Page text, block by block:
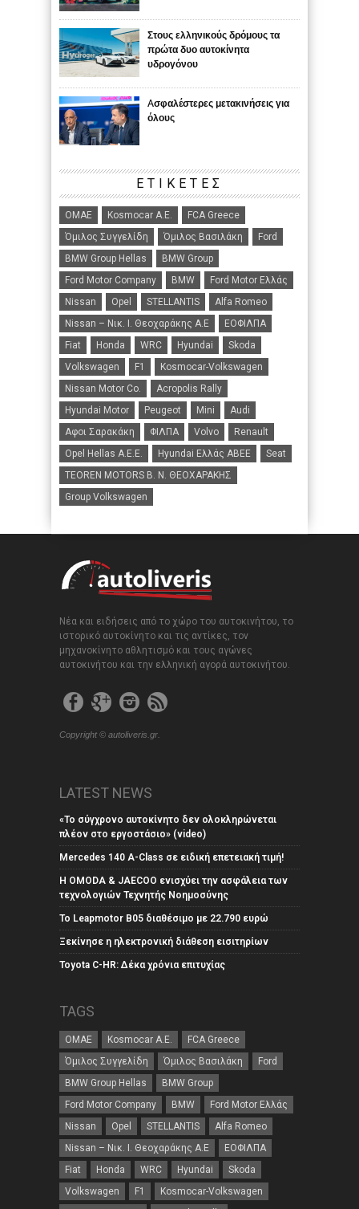
Στους ελληνικούς δρόμους τα
πρώτα δυο αυτοκίνητα
υδρογόνου
Aσφαλέστερες μετακινήσεις για
όλους
ΕΤΙΚΈΤΕΣ
ΟΜΑΕ Kosmocar Α.Ε.
FCA Greece
Όμιλος Συγγελίδη
Όμιλος Βασιλάκη
Ford
BMW Group Hellas
BMW Group
Ford Motor Company
BMW
Ford Motor Ελλάς
Nissan
Opel STELLANTIS
Alfa Romeo
Nissan – Νικ. Ι. Θεοχαράκης Α.Ε
ΕΟΦΙΛΠΑ
Fiat
Honda WRC Hyundai
Skoda
Volkswagen
F1
Kosmocar-Volkswagen
Nissan Motor Co.
Acropolis Rally
Hyundai Motor
Peugeot Mini
Audi
Αφοι Σαρακάκη
ΦΙΛΠΑ Volvo
Renault
Opel Hellas A.E.E.
Hyundai Ελλάς ΑΒΕΕ
Seat
TEOREN MOTORS B. N. ΘΕΟΧΑΡΑΚΗΣ
Group Volkswagen
Νέα και ειδήσεις από το χώρο του αυτοκινήτου, το
ιστορικό αυτοκίνητο και τις αντίκες, τον
μηχανοκίνητο αθλητισμό και τους αγώνες
αυτοκινήτου και την ελληνική αγορά αυτοκινήτου.
Copyright © autoliveris.gr.
LATEST NEWS
«Το σύγχρονο αυτοκίνητο δεν ολοκληρώνεται
πλέον στο εργοστάσιο» (video)
Mercedes 140 A-Class σε ειδική επετειακή τιμή!
Η OMODA & JAECOO ενισχύει την ασφάλεια των
τεχνολογιών Τεχνητής Νοημοσύνης
Το Leapmotor B05 διαθέσιμο με 22.790 ευρώ
Ξεκίνησε η ηλεκτρονική διάθεση εισιτηρίων
Toyota C-HR: Δέκα χρόνια επιτυχίας
TAGS
ΟΜΑΕ Kosmocar Α.Ε.
FCA Greece
Όμιλος Συγγελίδη
Όμιλος Βασιλάκη
Ford
BMW Group Hellas
BMW Group
Ford Motor Company
BMW
Ford Motor Ελλάς
Nissan
Opel STELLANTIS
Alfa Romeo
Nissan – Νικ. Ι. Θεοχαράκης Α.Ε
ΕΟΦΙΛΠΑ
Fiat
Honda WRC Hyundai
Skoda
Volkswagen
F1
Kosmocar-Volkswagen